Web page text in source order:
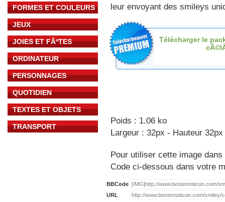
FORMES ET COULEURS
JEUX
JOIES ET FÃªTES
ORDINATEUR
PERSONNAGES
QUOTIDIEN
TEXTES ET OBJETS
TRANSPORT
leur envoyant des smileys
Télécharger le
Poids : 1.06 ko
Largeur : 32px - Hauteur 32px
Pour utiliser cette image
Code ci-dessous dans votre
BBCode
URL